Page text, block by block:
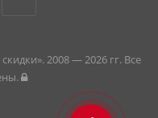
2008 — 2026 гг. Все